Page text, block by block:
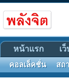
หน้าแรก เ
คอลเล็คชั่น สถ